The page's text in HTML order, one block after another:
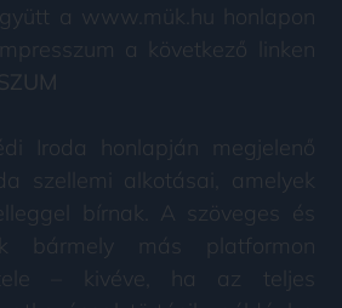
a www.mük.hu honlapon
a következő linken
Iroda honlapján megjelenő
szellemi alkotásai, amelyek
bírnak. A szöveges és
bármely más platformon
– kivéve, ha az teljes